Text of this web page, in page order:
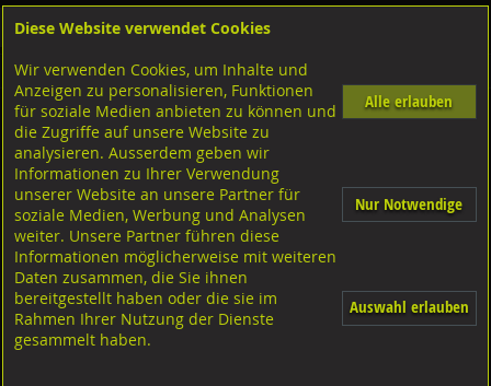
Shop Unterlagscheiben Diverse Unterlagscheiben nach Grösse
Unterlagscheiben, A2 rostfrei
Diese Website verwendet Cookies
Wir verwenden Cookies, um Inhalte und
Anzeigen zu personalisieren, Funktionen
für soziale Medien anbieten zu können und
die Zugriffe auf unsere Website zu
analysieren. Ausserdem geben wir
Informationen zu Ihrer Verwendung
unserer Website an unsere Partner für
soziale Medien, Werbung und Analysen
weiter. Unsere Partner führen diese
Informationen möglicherweise mit weiteren
Daten zusammen, die Sie ihnen
bereitgestellt haben oder die sie im
Rahmen Ihrer Nutzung der Dienste
gesammelt haben.
Alle erlauben
Nur Notwendige
Auswahl erlauben